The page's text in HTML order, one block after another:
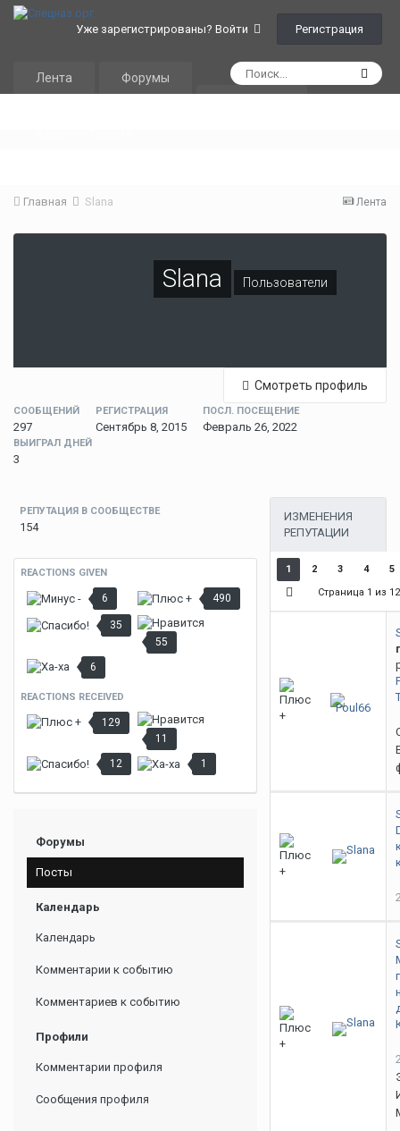
Уже зарегистрированы? Войти Регистрация
Лента
Форумы
Лента
Главная Slana
Slana Пользователи
Смотреть профиль
СООБЩЕНИЙ
297
РЕГИСТРАЦИЯ
Сентябрь 8, 2015
ПОСЛ. ПОСЕЩЕНИЕ
Февраль 26, 2022
ВЫИГРАЛ ДНЕЙ
3
РЕПУТАЦИЯ В СООБЩЕСТВЕ
154
REACTIONS GIVEN
6 490
35
55
6
REACTIONS RECEIVED
129
11
12
1
Форумы
Посты
Календарь
Календарь
Комментарии к событию
Комментариев к событию
Профили
Комментарии профиля
Сообщения профиля
ИЗМЕНЕНИЯ
РЕПУТАЦИИ
1 2 3 4
5
Страница 1 из